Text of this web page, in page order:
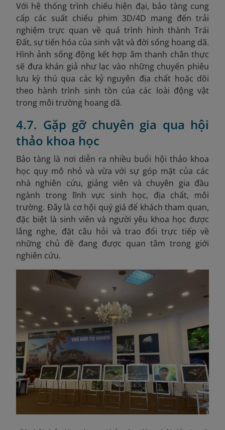
Với hệ thống trình chiếu hiện đại, bảo tàng cung
cấp các suất chiếu phim 3D/4D mang đến trải
nghiệm trực quan về quá trình hình thành Trái
Đất, sự tiến hóa của sinh vật và đời sống hoang dã.
Hình ảnh sống động kết hợp âm thanh chân thực
sẽ đưa khán giả như lạc vào những chuyến phiêu
lưu kỳ thú qua các kỷ nguyên địa chất hoặc dõi
theo hành trình sinh tồn của các loài động vật
trong môi trường hoang dã.
4.7. Gặp gỡ chuyên gia qua hội
thảo khoa học
Bảo tàng là nơi diễn ra nhiều buổi hội thảo khoa
học quy mô nhỏ và vừa với sự góp mặt của các
nhà nghiên cứu, giảng viên và chuyên gia đầu
ngành trong lĩnh vực sinh học, địa chất, môi
trường. Đây là cơ hội quý giá để khách tham quan,
đặc biệt là sinh viên và người yêu khoa học được
lắng nghe, đặt câu hỏi và trao đổi trực tiếp về
những chủ đề đang được quan tâm trong giới
nghiên cứu.